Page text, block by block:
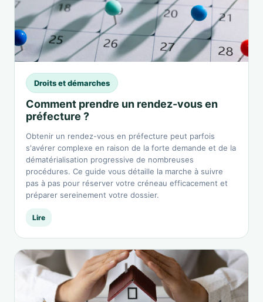
Droits et démarches
Comment prendre un rendez-vous en
préfecture ?
Obtenir un rendez-vous en préfecture peut parfois
s'avérer complexe en raison de la forte demande et de la
dématérialisation progressive de nombreuses
procédures. Ce guide vous détaille la marche à suivre
pas à pas pour réserver votre créneau efficacement et
préparer sereinement votre dossier.
Lire